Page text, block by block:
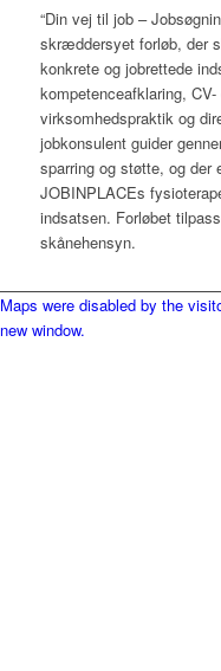
“Din vej til job –
skræddersyet forløb, der
konkrete og jobrettede
kompetenceafklaring,
virksomhedspraktik og
jobkonsulent guider
sparring og støtte, og der
JOBINPLACEs
indsatsen. Forløbet
skånehensyn.
Maps were disabled by the
new window.